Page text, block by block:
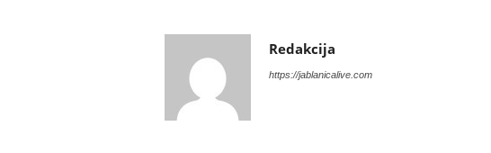
Redakcija
https://jablanicalive.com